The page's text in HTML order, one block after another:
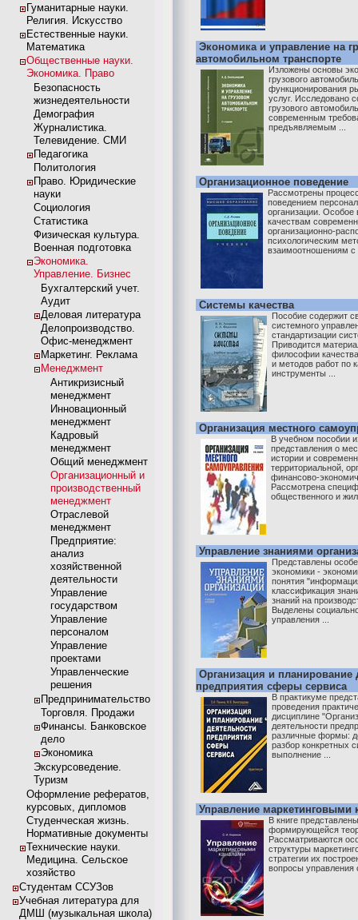
Гуманитарные науки.
Религия. Искусство
Естественные науки.
Математика
Общественные науки.
Экономика. Право
Безопасность
жизнедеятельности
Демография
Журналистика.
Телевидение. СМИ
Педагогика
Политология
Право. Юридические
науки
Социология
Статистика
Физическая культура.
Военная подготовка
Экономика.
Управление. Бизнес
Бухгалтерский учет.
Аудит
Деловая литература
Делопроизводство.
Офис-менеджмент
Маркетинг. Реклама
Менеджмент
Антикризисный
менеджмент
Инновационный
менеджмент
Кадровый
менеджмент
Общий менеджмент
Организационный и
производственный
менеджмент
Отраслевой
менеджмент
Предприятие:
анализ
хозяйственной
деятельности
Управление
государством
Управление
персоналом
Управление
проектами
Управленческие
решения
Предпринимательство
Торговля. Продажи
Финансы. Банковское
дело
Экономика
Экскурсоведение.
Туризм
Оформление рефератов,
курсовых, дипломов
Студенческая жизнь.
Нормативные документы
Технические науки.
Медицина. Сельское
хозяйство
Студентам ССУЗов
Учебная литература для
ДМШ (музыкальная школа)
Экономика и управление на
автомобильном транспорте
Изложены основы
грузового
функционирования
услуг. Исследовано
грузового
современным
предъявляемым ...
Организационное поведение
Рассмотрены
поведением
организации. Особое
качествам
организационно-
психологическим
взаимоотношениям с
Системы качества
Пособие содержит
системного
стандартизации
Приводится
философии
и методов работ по
инструменты ...
Организация местного
В учебном пособии
представления о
истории и
территориальной,
финансово-
Рассмотрена
общественного и
Управление знаниями
Представлены
экономики -
понятия
классификация
знаний на
Выделены
управления ...
Организация и планирование
предприятия сферы сервиса
В практикуме
проведения
дисциплине
деятельности
различные формы:
разбор конкретных
выполнение ...
Управление маркетинговыми
В книге
формирующейся
Рассматриваются
структуры
стратегии их
вопросы управления